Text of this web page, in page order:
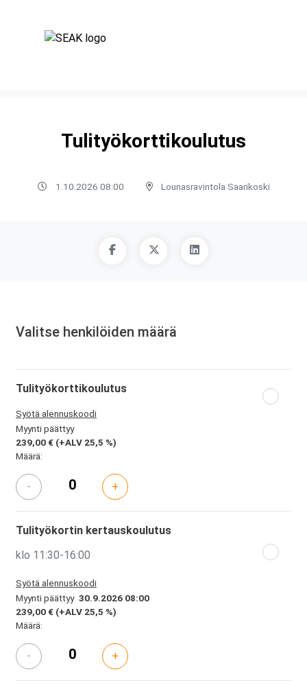
Tulityökorttikoulutus
1.10.2026 08:00 Lounasravintola Saarikoski
Valitse henkilöiden määrä
Tulityökorttikoulutus
Syötä alennuskoodi
Myynti päättyy
239,00 € (+ALV 25,5 %)
Määrä:
- +
Tulityökortin kertauskoulutus
klo 11:30-16:00
Syötä alennuskoodi
Myynti päättyy 30.9.2026 08:00
239,00 € (+ALV 25,5 %)
Määrä:
- +